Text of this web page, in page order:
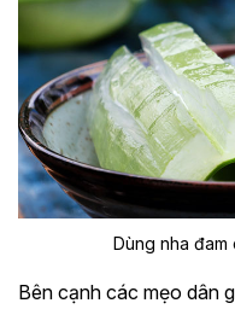
Dùng nha đam
Bên cạnh các mẹo dân